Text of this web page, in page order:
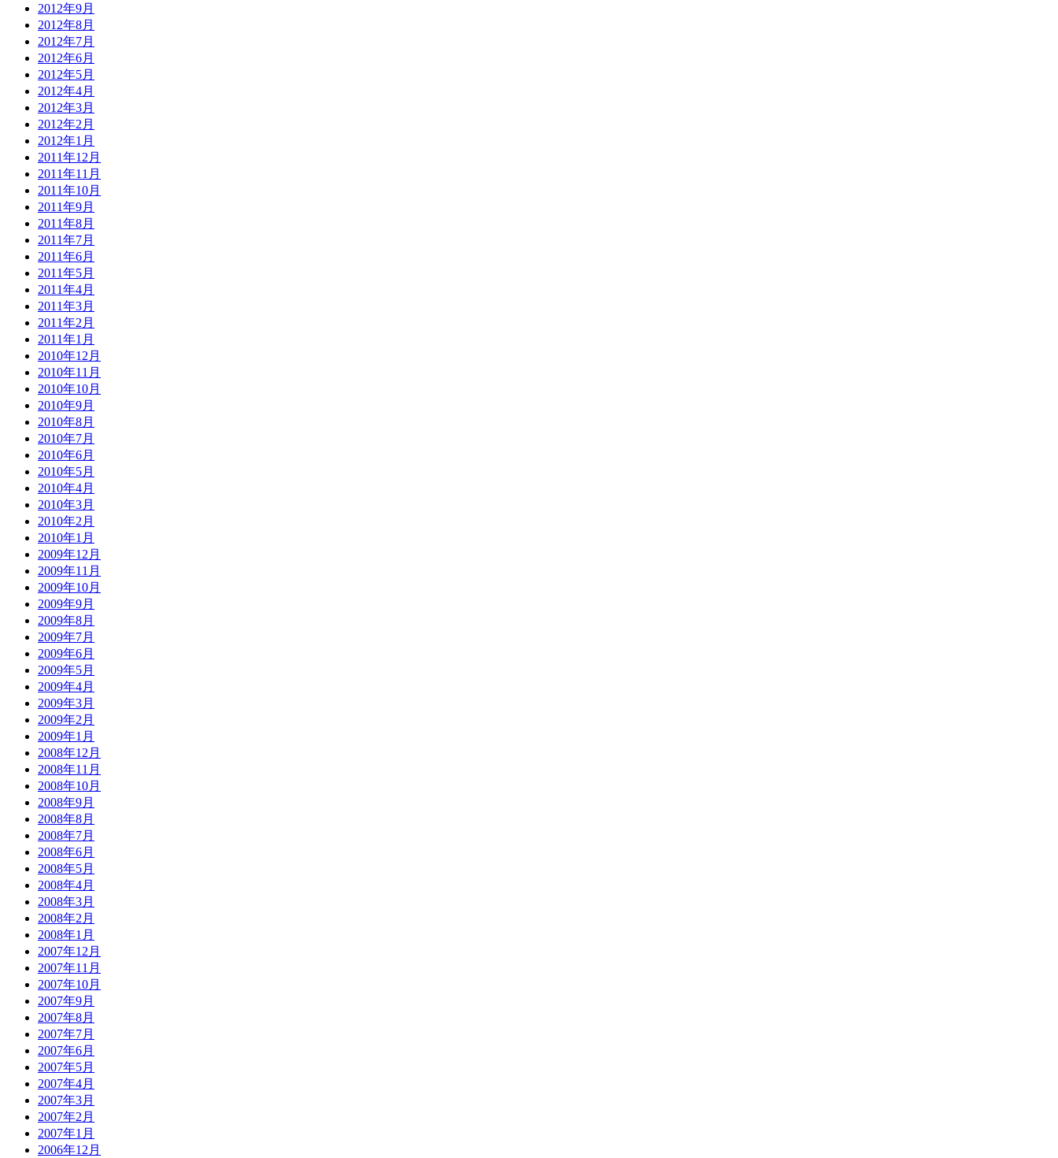
2012年9月
2012年8月
2012年7月
2012年6月
2012年5月
2012年4月
2012年3月
2012年2月
2012年1月
2011年12月
2011年11月
2011年10月
2011年9月
2011年8月
2011年7月
2011年6月
2011年5月
2011年4月
2011年3月
2011年2月
2011年1月
2010年12月
2010年11月
2010年10月
2010年9月
2010年8月
2010年7月
2010年6月
2010年5月
2010年4月
2010年3月
2010年2月
2010年1月
2009年12月
2009年11月
2009年10月
2009年9月
2009年8月
2009年7月
2009年6月
2009年5月
2009年4月
2009年3月
2009年2月
2009年1月
2008年12月
2008年11月
2008年10月
2008年9月
2008年8月
2008年7月
2008年6月
2008年5月
2008年4月
2008年3月
2008年2月
2008年1月
2007年12月
2007年11月
2007年10月
2007年9月
2007年8月
2007年7月
2007年6月
2007年5月
2007年4月
2007年3月
2007年2月
2007年1月
2006年12月